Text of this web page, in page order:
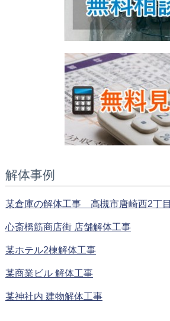
解体事例
某倉庫の解体工事 高槻市唐崎西2丁目
心斎橋筋商店街 店舗解体工事
某ホテル2棟解体工事
某商業ビル 解体工事
某神社内 建物解体工事